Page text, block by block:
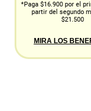
*Paga $16.900 por el
partir del segundo
$21.500
MIRA LOS